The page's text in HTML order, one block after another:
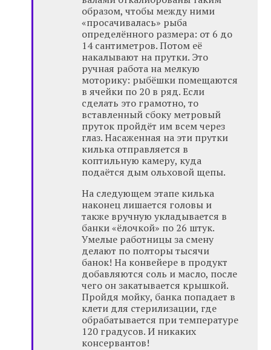
образом, чтобы между ними
«просачивалась» рыба
определённого размера: от 6 до
14 сантиметров. Потом её
накалывают на прутки. Это
ручная работа на мелкую
моторику: рыбёшки помещаются
в ячейки по 20 в ряд. Если
сделать это грамотно, то
вставленный сбоку метровый
пруток пройдёт им всем через
глаз. Насаженная на эти прутки
килька отправляется в
коптильную камеру, куда
подаётся дым ольховой щепы.
На следующем этапе килька
наконец лишается головы и
также вручную укладывается в
банки «ёлочкой» по 26 штук.
Умелые работницы за смену
делают по полторы тысячи
банок! На конвейере в продукт
добавляются соль и масло, после
чего он закатывается крышкой.
Пройдя мойку, банка попадает в
клети для стерилизации, где
обрабатывается при температуре
120 градусов. И никаких
консервантов!